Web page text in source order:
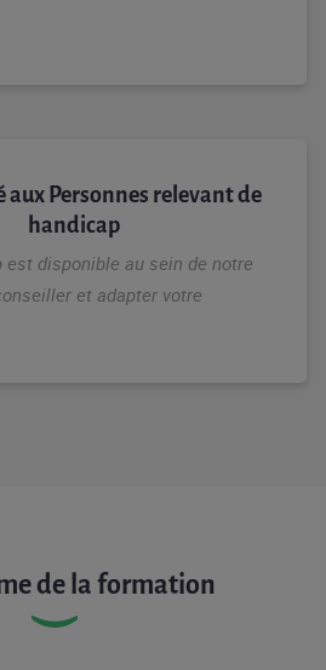
aux Personnes relevant de
handicap
est disponible au sein de notre
et adapter votre
de la formation